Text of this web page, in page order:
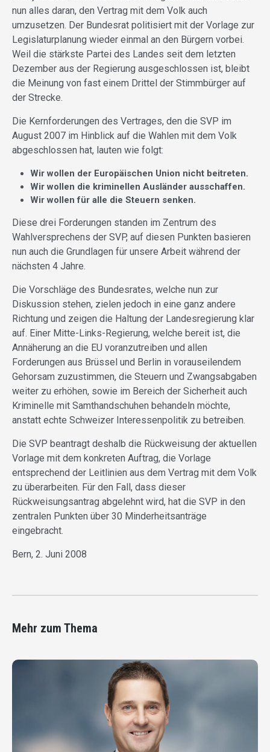
nun alles daran, den Vertrag mit dem Volk auch
umzusetzen. Der Bundesrat politisiert mit der Vorlage zur
Legislaturplanung wieder einmal an den Bürgern vorbei.
Weil die stärkste Partei des Landes seit dem letzten
Dezember aus der Regierung ausgeschlossen ist, bleibt
die Meinung von fast einem Drittel der Stimmbürger auf
der Strecke.
Die Kernforderungen des Vertrages, den die SVP im
August 2007 im Hinblick auf die Wahlen mit dem Volk
abgeschlossen hat, lauten wie folgt:
Wir wollen der Europäischen Union nicht beitreten.
Wir wollen die kriminellen Ausländer ausschaffen.
Wir wollen für alle die Steuern senken.
Diese drei Forderungen standen im Zentrum des
Wahlversprechens der SVP, auf diesen Punkten basieren
nun auch die Grundlagen für unsere Arbeit während der
nächsten 4 Jahre.
Die Vorschläge des Bundesrates, welche nun zur
Diskussion stehen, zielen jedoch in eine ganz andere
Richtung und zeigen die Haltung der Landesregierung klar
auf. Einer Mitte-Links-Regierung, welche bereit ist, die
Annäherung an die EU voranzutreiben und allen
Forderungen aus Brüssel und Berlin in vorauseilendem
Gehorsam zuzustimmen, die Steuern und Zwangsabgaben
weiter zu erhöhen, sowie im Bereich der Sicherheit auch
Kriminelle mit Samthandschuhen behandeln möchte,
anstatt echte Schweizer Interessenpolitik zu betreiben.
Die SVP beantragt deshalb die Rückweisung der aktuellen
Vorlage mit dem konkreten Auftrag, die Vorlage
entsprechend der Leitlinien aus dem Vertrag mit dem Volk
zu überarbeiten. Für den Fall, dass dieser
Rückweisungsantrag abgelehnt wird, hat die SVP in den
zentralen Punkten über 30 Minderheitsanträge
eingebracht.
Bern, 2. Juni 2008
Mehr zum Thema